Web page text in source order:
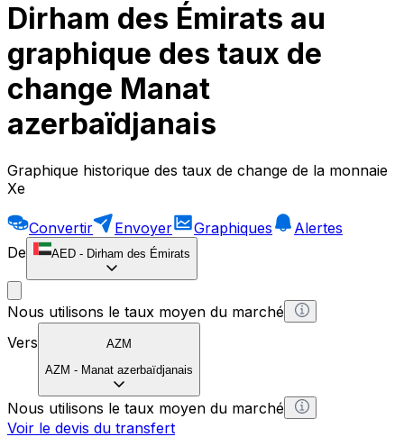
Dirham des Émirats au
graphique des taux de
change Manat
azerbaïdjanais
Graphique historique des taux de change de la monnaie
Xe
Convertir Envoyer Graphiques
Alertes
De
AED - Dirham des Émirats
Nous utilisons le taux moyen du marché
Vers
AZM
AZM - Manat azerbaïdjanais
Nous utilisons le taux moyen du marché
Voir le devis du transfert